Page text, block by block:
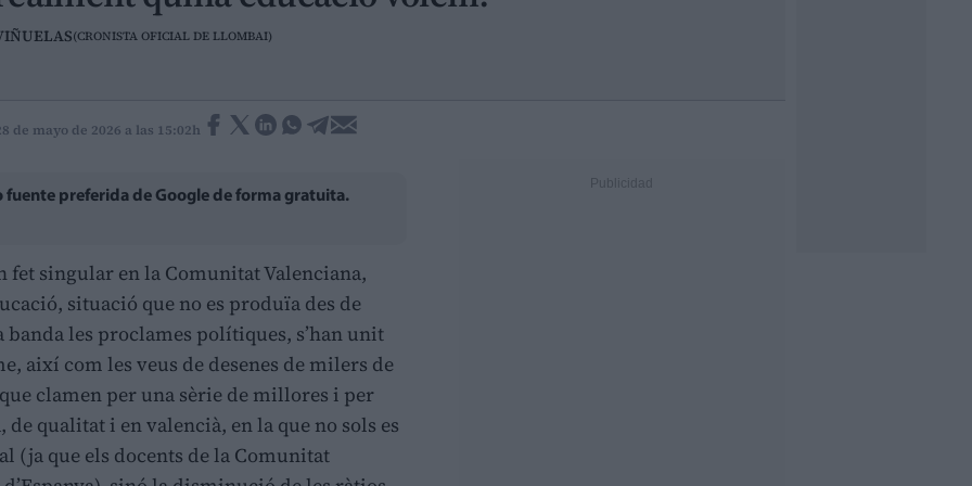
(CRONISTA OFICIAL DE LLOMBAI)
de mayo de 2026 a las 15:02h
fuente preferida de Google de forma gratuita.
fet singular en la Comunitat Valenciana,
situació que no es produïa des de
banda les proclames polítiques, s’han unit
així com les veus de desenes de milers de
clamen per una sèrie de millores i per
qualitat i en valencià, en la que no sols es
(ja que els docents de la Comunitat